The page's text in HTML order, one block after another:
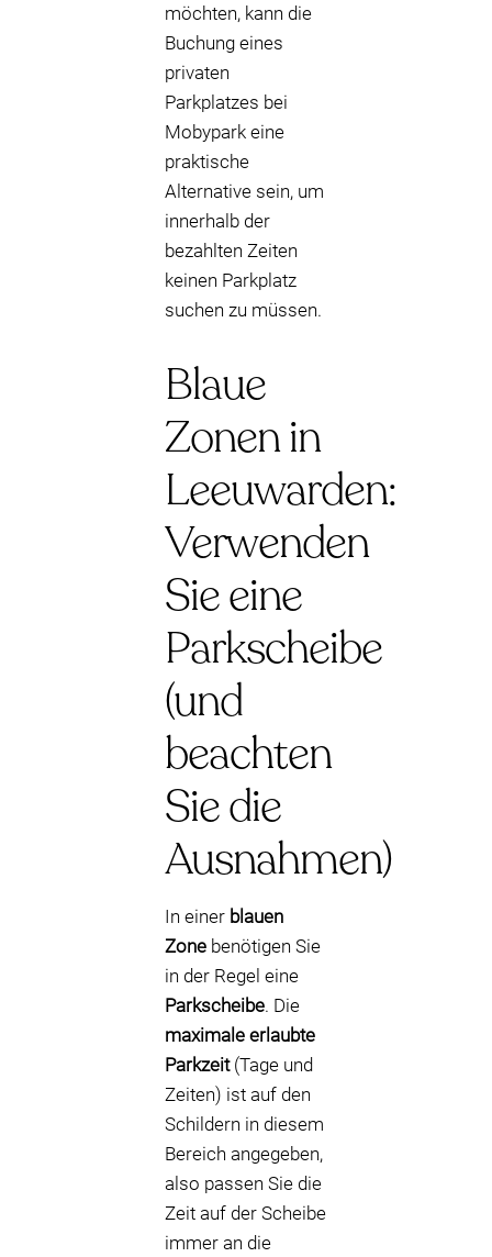
möchten, kann die
Buchung eines
privaten
Parkplatzes bei
Mobypark eine
praktische
Alternative sein, um
innerhalb der
bezahlten Zeiten
keinen Parkplatz
suchen zu müssen.
Blaue
Zonen in
Leeuwarden:
Verwenden
Sie eine
Parkscheibe
(und
beachten
Sie die
Ausnahmen)
In einer blauen
Zone benötigen Sie
in der Regel eine
Parkscheibe. Die
maximale erlaubte
Parkzeit(Tage und
Zeiten) ist auf den
Schildern in diesem
Bereich angegeben,
also passen Sie die
Zeit auf der Scheibe
immer an die